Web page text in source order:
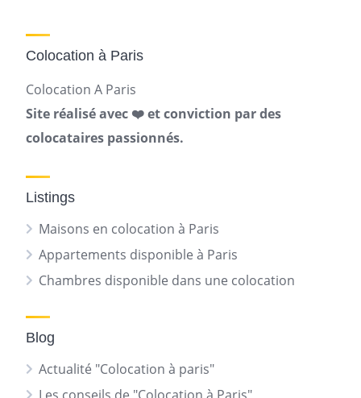
Colocation à Paris
Colocation A Paris
Site réalisé avec ❤️ et conviction par des
colocataires passionnés.
Listings
Maisons en colocation à Paris
Appartements disponible à Paris
Chambres disponible dans une colocation
Blog
Actualité "Colocation à paris"